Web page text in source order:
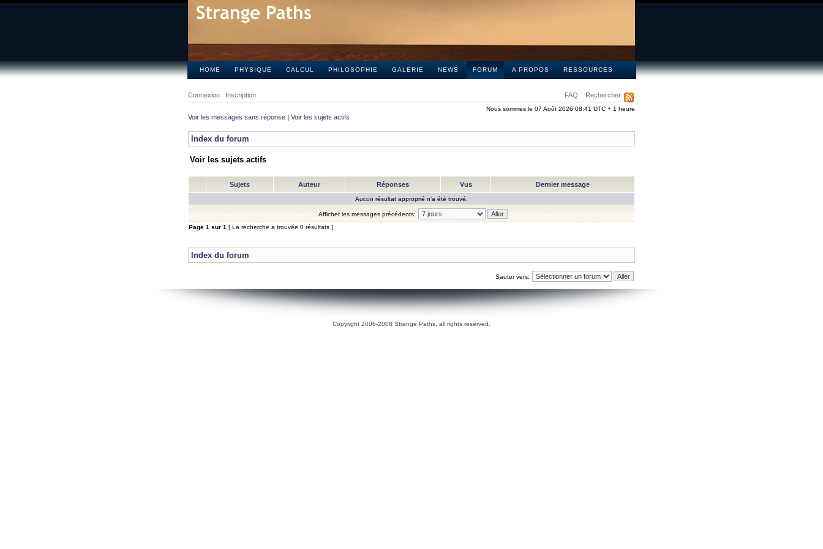
HOME PHYSIQUE CALCUL PHILOSOPHIE GALERIE NEWS FORUM A PROPOS RESSOURCES
FAQ Rechercher
Connexion Inscription
Nous sommes le 07 Août 2026 08:41 UTC + 1 heure
Voir les messages sans réponse | Voir les sujets actifs
Index du forum
Voir les sujets actifs
Sujets Auteur Réponses Vus Dernier message
Aucun résultat approprié n’a été trouvé.
Afficher les messages précédents:
Page 1 sur 1 [ La recherche a trouvée 0 résultats ]
Index du forum
Sauter vers:
Copyright 2006-2008 Strange Paths, all rights reserved.